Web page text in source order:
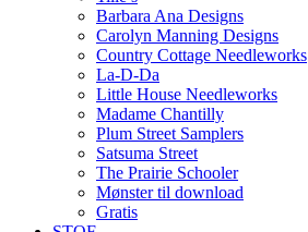
Barbara Ana Designs
Carolyn Manning Designs
Country Cottage Needleworks
La-D-Da
Little House Needleworks
Madame Chantilly
Plum Street Samplers
Satsuma Street
The Prairie Schooler
Mønster til download
Gratis